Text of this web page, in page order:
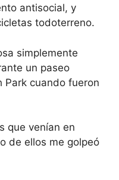
antisocial, y
todoterreno.
simplemente
un paseo
Park cuando fueron
que venían en
de ellos me golpeó